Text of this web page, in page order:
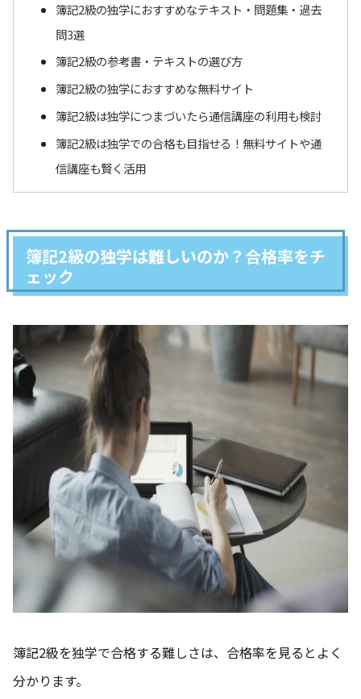
簿記2級の独学におすすめなテキスト・問題集・過去
問3選
簿記2級の参考書・テキストの選び方
簿記2級の独学におすすめな無料サイト
簿記2級は独学につまづいたら通信講座の利用も検討
簿記2級は独学での合格も目指せる！無料サイトや通
信講座も賢く活用
簿記2級の独学は難しいのか？合格率をチ
ェック
簿記2級を独学で合格する難しさは、合格率を見るとよく
分かります。